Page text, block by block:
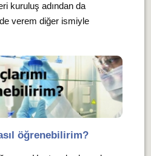
kuruluş adından da
verem diğer ismiyle
öğrenebilirim?